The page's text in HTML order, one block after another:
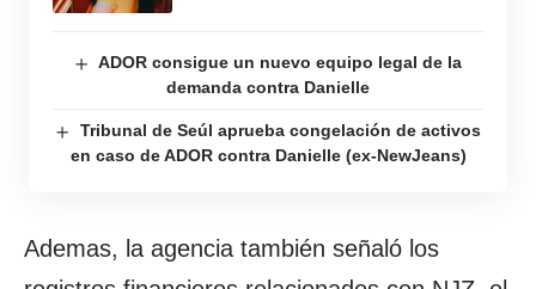
ADOR consigue un nuevo equipo legal de la
demanda contra Danielle
Tribunal de Seúl aprueba congelación de activos
en caso de ADOR contra Danielle (ex-NewJeans)
Ademas, la agencia también señaló los